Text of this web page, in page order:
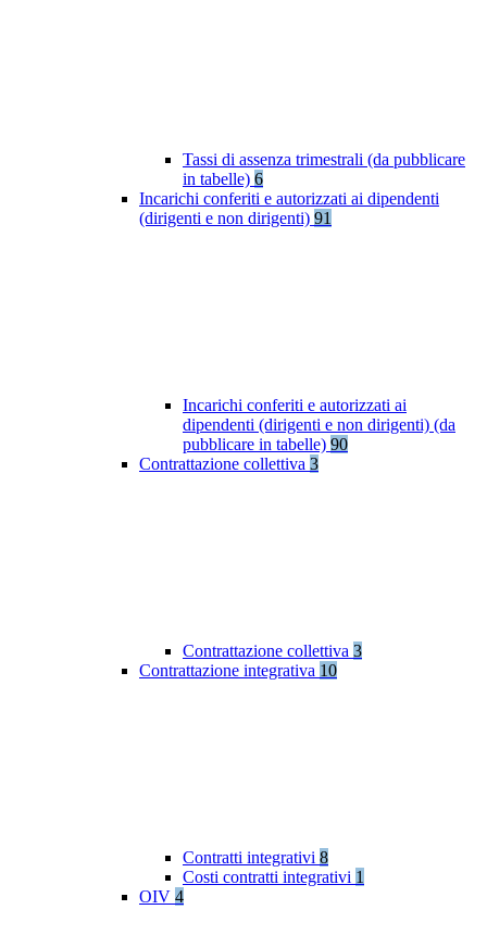
Tassi di assenza trimestrali (da pubblicare
in tabelle) 6
Incarichi conferiti e autorizzati ai dipendenti
(dirigenti e non dirigenti) 91
Incarichi conferiti e autorizzati ai
dipendenti (dirigenti e non dirigenti) (da
pubblicare in tabelle) 90
Contrattazione collettiva 3
Contrattazione collettiva 3
Contrattazione integrativa 10
Contratti integrativi 8
Costi contratti integrativi 1
OIV 4